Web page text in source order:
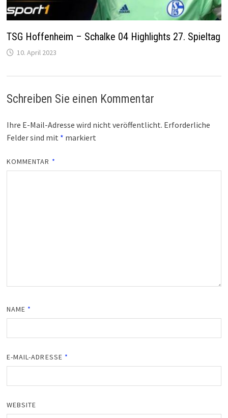
TSG Hoffenheim – Schalke 04 Highlights 27. Spieltag
10. April 2023
Schreiben Sie einen Kommentar
Ihre E-Mail-Adresse wird nicht veröffentlicht. Erforderliche
Felder sind mit * markiert
KOMMENTAR *
NAME *
E-MAIL-ADRESSE *
WEBSITE